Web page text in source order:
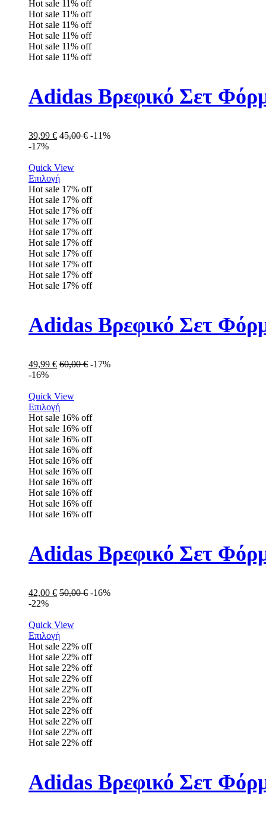
Hot sale 11% off
Hot sale 11% off
Hot sale 11% off
Hot sale 11% off
Hot sale 11% off
Hot sale 11% off
Adidas Βρεφικό Σετ
39,99 € 45,00€ -11%
-17%
Quick View
Επιλογή
Hot sale 17% off
Hot sale 17% off
Hot sale 17% off
Hot sale 17% off
Hot sale 17% off
Hot sale 17% off
Hot sale 17% off
Hot sale 17% off
Hot sale 17% off
Hot sale 17% off
Adidas Βρεφικό Σετ
49,99 € 60,00€ -17%
-16%
Quick View
Επιλογή
Hot sale 16% off
Hot sale 16% off
Hot sale 16% off
Hot sale 16% off
Hot sale 16% off
Hot sale 16% off
Hot sale 16% off
Hot sale 16% off
Hot sale 16% off
Hot sale 16% off
Adidas Βρεφικό Σετ
42,00 € 50,00€ -16%
-22%
Quick View
Επιλογή
Hot sale 22% off
Hot sale 22% off
Hot sale 22% off
Hot sale 22% off
Hot sale 22% off
Hot sale 22% off
Hot sale 22% off
Hot sale 22% off
Hot sale 22% off
Hot sale 22% off
Adidas Βρεφικό Σετ